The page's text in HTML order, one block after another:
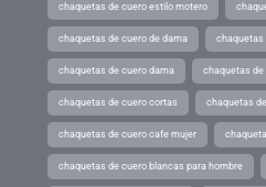
chaquetas de cuero estilo motero
chaquetas de cuero de dama chaquetas
chaquetas de cuero dama chaquetas
chaquetas de cuero cortas chaquetas
chaquetas de cuero cafe mujer
chaquetas de cuero blancas para hombre